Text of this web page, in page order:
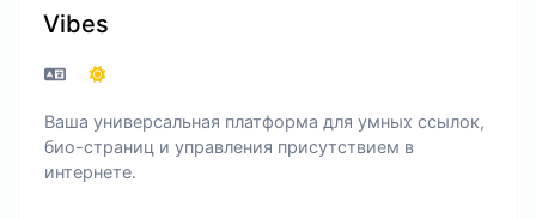
Vibes
Ваша универсальная платформа для умных ссылок,
био-страниц и управления присутствием в
интернете.